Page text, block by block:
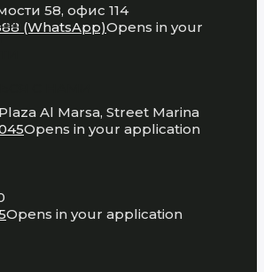
58, офис 114
(WhatsApp)Opens in your
Al Marsa, Street Marina
Opens in your application
Opens in your application